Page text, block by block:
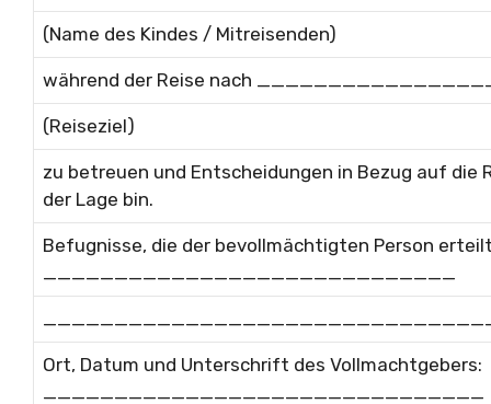
(Name des Kindes / Mitreisenden)
während der Reise nach
(Reiseziel)
zu betreuen und Entscheidungen in Bezug auf
der Lage bin.
Befugnisse, die der bevollmächtigten Person
_____________________________
Ort, Datum und Unterschrift des Vollmachtgebers:
_______________________________